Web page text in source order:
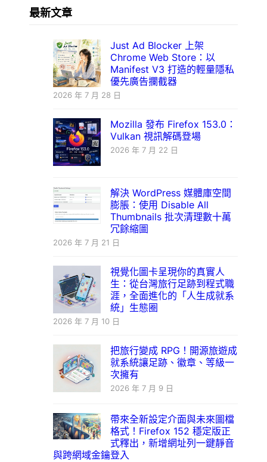
最新文章
Just Ad Blocker 上架
Chrome Web Store：以
Manifest V3 打造的輕量隱私
優先廣告攔截器
2026 年 7 月 28 日
Mozilla 發布 Firefox 153.0：
Vulkan 視訊解碼登場
2026 年 7 月 22 日
解決 WordPress 媒體庫空間
膨脹：使用 Disable All
Thumbnails 批次清理數十萬
冗餘縮圖
2026 年 7 月 21 日
視覺化圖卡呈現你的真實人
生：從台灣旅行足跡到程式職
涯，全面進化的「人生成就系
統」生態圈
2026 年 7 月 10 日
把旅行變成 RPG！開源旅遊成
就系統讓足跡、徽章、等級一
次擁有
2026 年 7 月 9 日
帶來全新設定介面與未來圖檔
格式！Firefox 152 穩定版正
式釋出，新增網址列一鍵靜音
與跨網域金鑰登入